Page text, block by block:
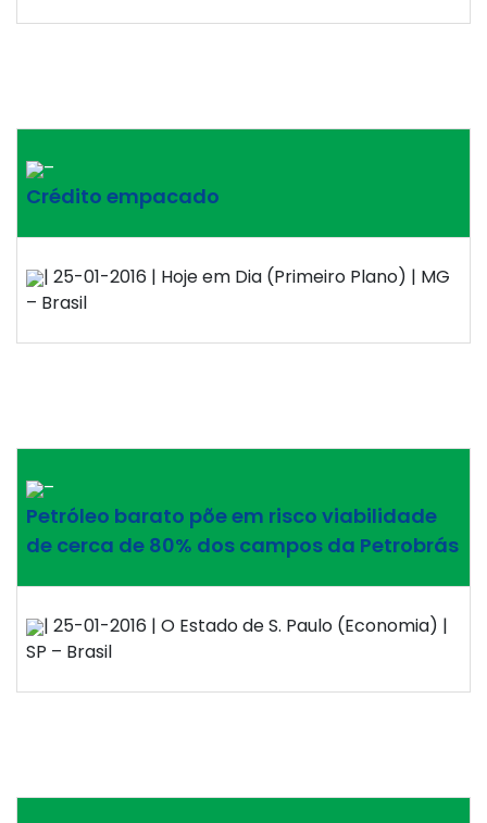
–
Crédito empacado
| 25-01-2016 | Hoje em Dia (Primeiro Plano) | MG
– Brasil
–
Petróleo barato põe em risco viabilidade
de cerca de 80% dos campos da Petrobrás
| 25-01-2016 | O Estado de S. Paulo (Economia) |
SP – Brasil